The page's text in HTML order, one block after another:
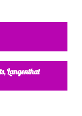
Langenthal